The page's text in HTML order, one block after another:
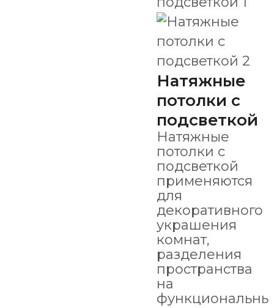
Натяжные
потолки с
подсветкой
Натяжные
потолки с
подсветкой
применяются
для
декоративного
украшения
комнат,
разделения
пространства
на